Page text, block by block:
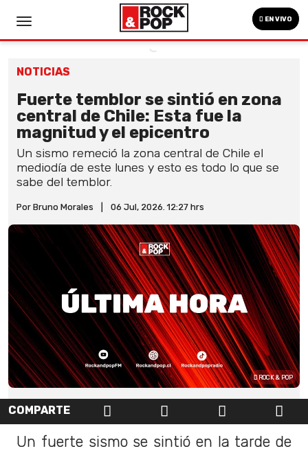
EN VIVO
NOTICIAS
Fuerte temblor se sintió en zona
central de Chile: Esta fue la
magnitud y el epicentro
Un sismo remeció la zona central de Chile el
mediodía de este lunes y esto es todo lo que se
sabe del temblor.
Por Bruno Morales 06 Jul, 2026. 12:27 hrs
ROCK & POP
COMPARTE
Un fuerte sismo se sintió en la tarde de